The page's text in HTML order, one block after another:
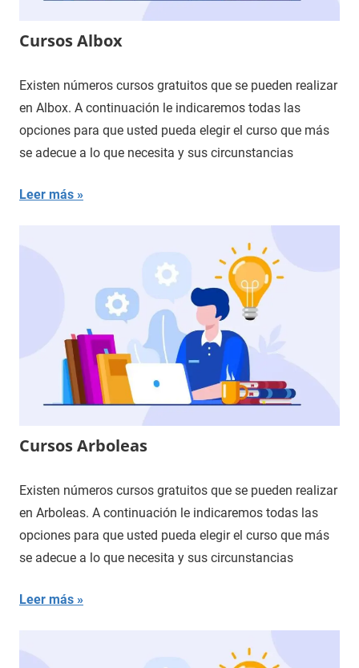
Cursos Albox
Existen números cursos gratuitos que se pueden realizar
en Albox. A continuación le indicaremos todas las
opciones para que usted pueda elegir el curso que más
se adecue a lo que necesita y sus circunstancias
Leer más
Cursos Arboleas
Existen números cursos gratuitos que se pueden realizar
en Arboleas. A continuación le indicaremos todas las
opciones para que usted pueda elegir el curso que más
se adecue a lo que necesita y sus circunstancias
Leer más